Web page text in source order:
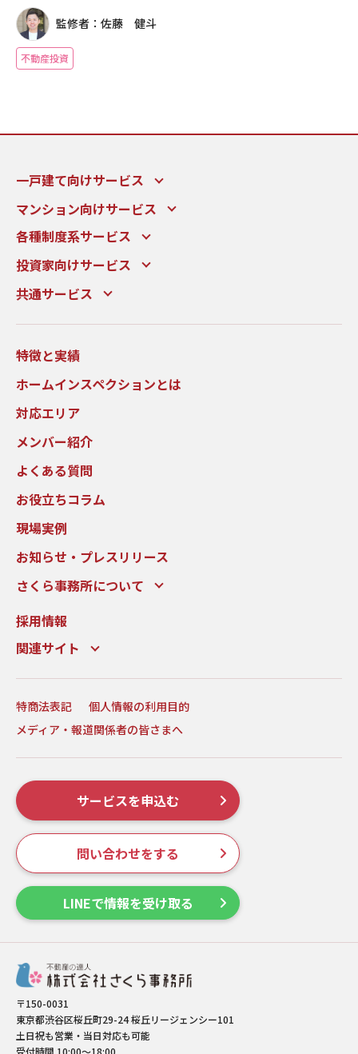
監修者：佐藤 健斗
不動産投資
一戸建て向けサービス
マンション向けサービス
各種制度系サービス
投資家向けサービス
共通サービス
特徴と実績
ホームインスペクションとは
対応エリア
メンバー紹介
よくある質問
お役立ちコラム
現場実例
お知らせ・プレスリリース
さくら事務所について
採用情報
関連サイト
特商法表記
個人情報の利用目的
メディア・報道関係者の皆さまへ
サービスを申込む
問い合わせをする
LINEで情報を受け取る
〒150-0031
東京都渋谷区桜丘町29-24 桜丘リージェンシー101
土日祝も営業・当日対応も可能
受付時間 10:00～18:00